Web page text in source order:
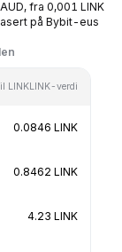
fra 0,001 LINK
på Bybit-eus
LINKLINK-verdi
0.0846 LINK
0.8462 LINK
4.23 LINK